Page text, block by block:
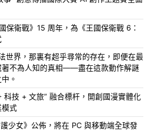
保衛戰》15 周年，為《王國保衛戰 6：
世界，那裏有超乎尋常的存在，即便在最
著不為人知的真相——盡在這款動作解謎
。
科技 + 文旅” 融合標杆，開創國漫實體化
模式
少女》公佈，將在 PC 與移動端全球發